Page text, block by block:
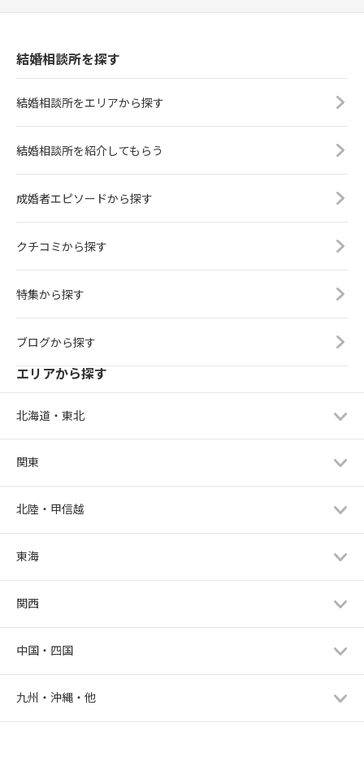
結婚相談所を探す
結婚相談所をエリアから探す
結婚相談所を紹介してもらう
成婚者エピソードから探す
クチコミから探す
特集から探す
ブログから探す
エリアから探す
北海道・東北
関東
北陸・甲信越
東海
関西
中国・四国
九州・沖縄・他